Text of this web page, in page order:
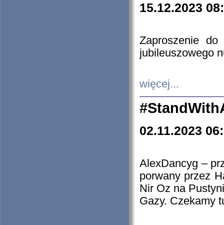
15.12.2023
Zaproszenie do
jubileuszowego
więcej...
02.11.2023
AlexDancyg –
porwany przez
Nir Oz na
Gazy. Czekamy